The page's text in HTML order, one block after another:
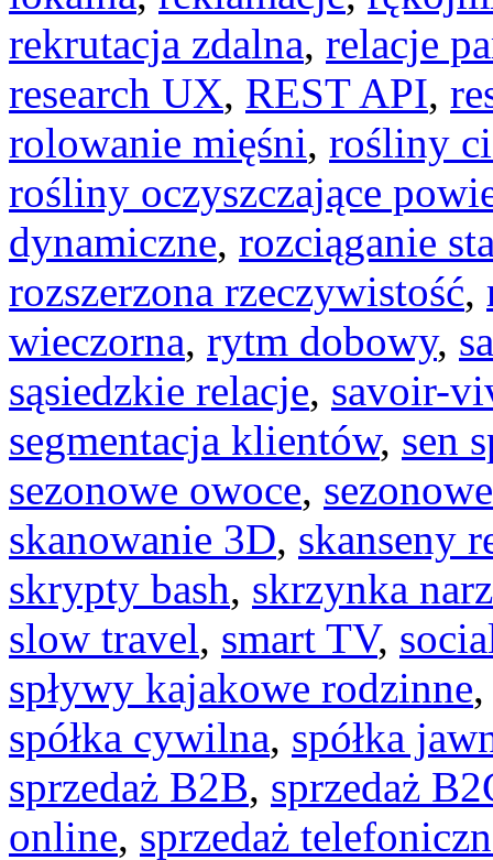
rekrutacja zdalna, relacje
research UX, REST API,
rolowanie mięśni, rośliny
rośliny oczyszczające
dynamiczne, rozciąganie
rozszerzona rzeczywistość,
wieczorna, rytm dobowy,
sąsiedzkie relacje, savoir-
segmentacja klientów, sen
sezonowe owoce,
skanowanie 3D, skanseny
skrypty bash, skrzynka
slow travel, smart TV,
spływy kajakowe rodzinne
spółka cywilna, spółka
sprzedaż B2B, sprzedaż
online, sprzedaż